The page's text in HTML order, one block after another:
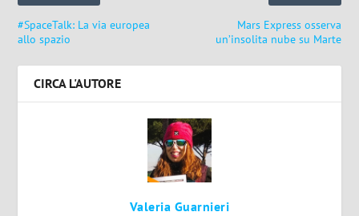
#SpaceTalk: La via europea
allo spazio
Mars Express osserva
un’insolita nube su Marte
CIRCA L'AUTORE
Valeria Guarnieri